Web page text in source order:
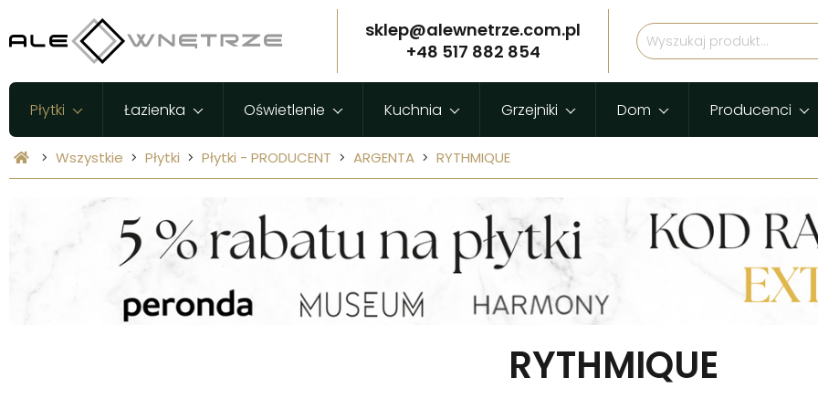
sklep@alewnetrze.com.pl
+48 517 882 854
Płytki Łazienka Oświetlenie Kuchnia Grzejniki Dom Producenci
Wszystkie Płytki Płytki - PRODUCENT ARGENTA RYTHMIQUE
RYTHMIQUE